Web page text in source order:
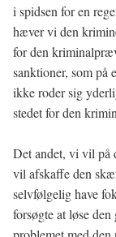
i spidsen for en
hæver vi den
for den
sanktioner, som på
ikke roder sig
stedet for den
Det andet, vi vil på
vil afskaffe den
selvfølgelig have
forsøgte at løse